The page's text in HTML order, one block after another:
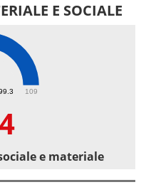
E SOCIALE
109
e materiale